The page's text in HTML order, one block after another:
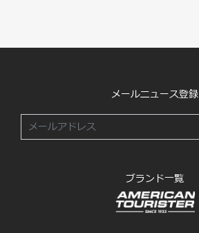
メールニュース登録
ブランド一覧